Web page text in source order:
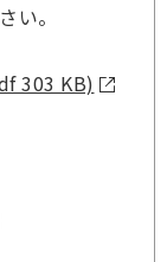
い。
303 KB)